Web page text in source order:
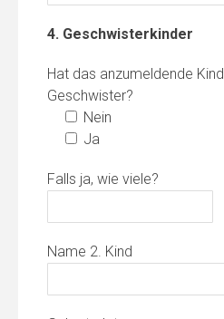
4. Geschwisterkinder
Hat das anzumeldende Kind
Geschwister?
Nein
Ja
Falls ja, wie viele?
Name 2. Kind